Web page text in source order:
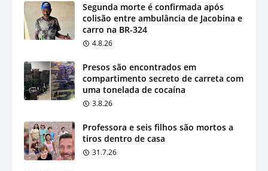
Segunda morte é confirmada após
colisão entre ambulância de Jacobina e
carro na BR-324
4.8.26
Presos são encontrados em
compartimento secreto de carreta com
uma tonelada de cocaína
3.8.26
Professora e seis filhos são mortos a
tiros dentro de casa
31.7.26